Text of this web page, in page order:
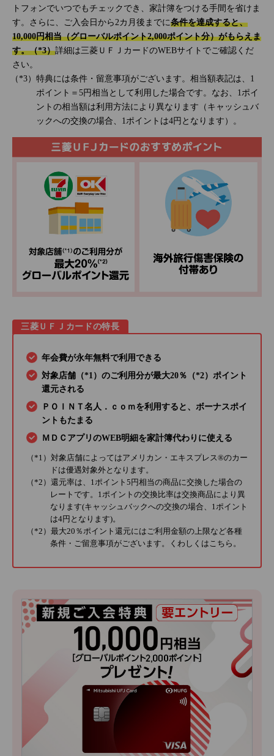
トフォンでいつでもチェックでき、家計簿をつける手間を省けま
す。さらに、ご入会日から2カ月後までに条件を達成すると、
10,000円相当（グローバルポイント2,000ポイント分）がもらえま
す。（*3）詳細は三菱ＵＦＪカードのWEBサイトでご確認くだ
さい。
特典には条件・留意事項がございます。相当額表記は、1
ポイント＝5円相当として利用した場合です。なお、1ポイ
ントの相当額は利用方法により異なります（キャッシュバ
ックへの交換の場合、1ポイントは4円となります）。
三菱ＵＦＪカードの特長
年会費が永年無料で利用できる
対象店舗（*1）のご利用分が最大20％（*2）ポイント
還元される
ＰＯＩＮＴ名人．ｃｏｍを利用すると、ボーナスポイ
ントもたまる
ＭＤＣアプリのWEB明細を家計簿代わりに使える
（*1）対象店舗によってはアメリカン・エキスプレス®のカー
ドは優遇対象外となります。
（*2）還元率は、1ポイント5円相当の商品に交換した場合の
レートです。1ポイントの交換比率は交換商品により異
なります(キャッシュバックへの交換の場合、1ポイント
は4円となります)。
（*2）最大20％ポイント還元にはご利用金額の上限など各種
条件・ご留意事項がございます。くわしくはこちら 。